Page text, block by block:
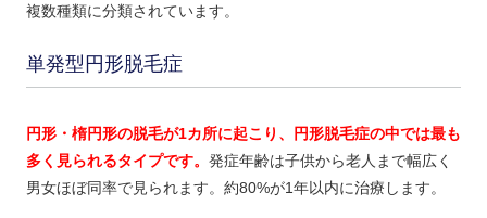
複数種類に分類されています。
単発型円形脱毛症
円形・楕円形の脱毛が1カ所に起こり、円形脱毛症の中では最も
多く見られるタイプです。 発症年齢は子供から老人まで幅広く
男女ほぼ同率で見られます。約80%が1年以内に治療します。